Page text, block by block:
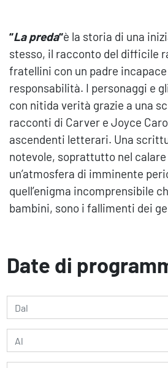
“La preda“è la storia di una
stesso, il racconto del difficile
fratellini con un padre
responsabilità. I personaggi e
con nitida verità grazie a una
racconti di Carver e Joyce
ascendenti letterari. Una
notevole, soprattutto nel calare
un’atmosfera di imminente
quell’enigma incomprensibile
bambini, sono i fallimenti dei
Date di